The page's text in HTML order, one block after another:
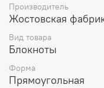
Производитель
Жостовская
Вид товара
Блокноты
Форма
Прямоугольная